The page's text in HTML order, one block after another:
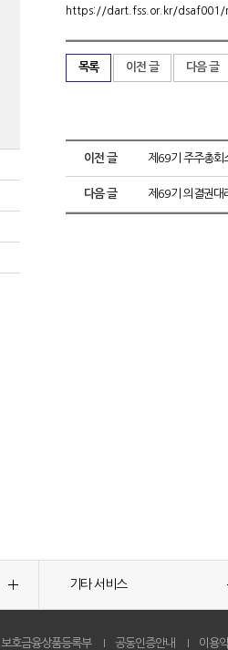
https://dart.fss.or.kr/dsaf001/
목록 이전 글 다음 글
이전 글 제69기 주주총회
다음 글 제69기 의결권대
기타 서비스
보호금융상품등록부 공동인증안내 이용